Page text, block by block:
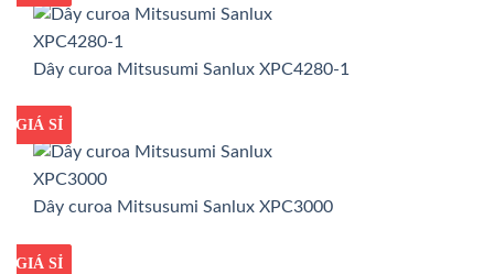
Dây curoa Mitsusumi Sanlux XPC4280-1
GIÁ TỐT
GIÁ SỈ
Dây curoa Mitsusumi Sanlux XPC3000
GIÁ TỐT
GIÁ SỈ